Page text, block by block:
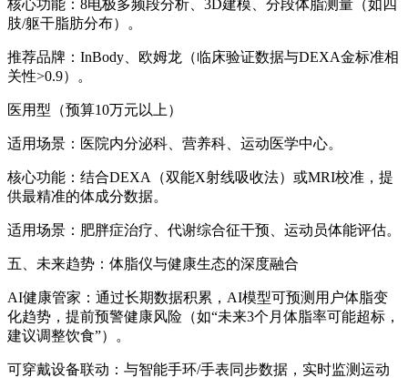
核心功能：8电极多频段分析、3D建模、分段体脂测量（如四
肢/躯干脂肪分布）。
推荐品牌：InBody、欧姆龙（临床验证数据与DEXA金标准相
关性>0.9）。
医用型（预算10万元以上）
适用场景：医院内分泌科、营养科、运动医学中心。
核心功能：结合DEXA（双能X射线吸收法）或MRI校准，提
供最精准的体成分数据。
适用场景：肥胖症治疗、代谢综合征干预、运动员体能评估。
五、未来趋势：体脂仪与健康生态的深度融合
AI健康管家：通过长期数据积累，AI模型可预测用户体脂变
化趋势，提前预警健康风险（如“未来3个月体脂率可能超标，
建议调整饮食”）。
可穿戴设备联动：与智能手环/手表同步数据，实时监测运动